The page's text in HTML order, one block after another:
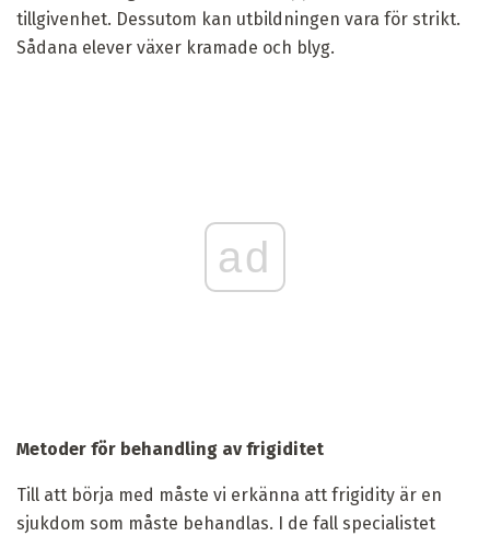
tillgivenhet. Dessutom kan utbildningen vara för strikt.
Sådana elever växer kramade och blyg.
ad
Metoder för behandling av frigiditet
Till att börja med måste vi erkänna att frigidity är en
sjukdom som måste behandlas. I de fall specialistet